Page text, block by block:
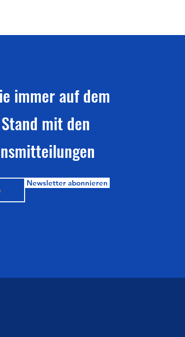
immer auf dem
mit den
Newsletter abonnieren